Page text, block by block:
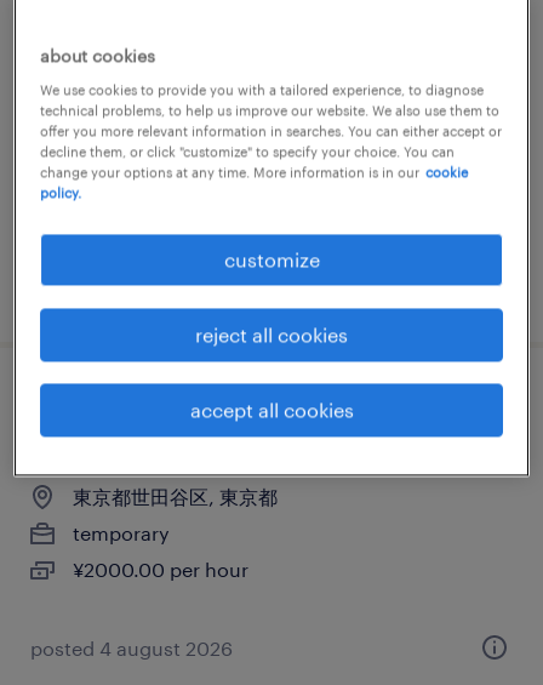
it・web系／メーカー系／流通・サービス系
の運用管理・保守
東京都世田谷区, 東京都
temporary
posted 29 june 2026
it・web系／メーカー系／流通・サービス系
のヘルプデスク・ユーザーサポート
東京都世田谷区, 東京都
temporary
¥2000.00 per hour
posted 4 august 2026
about cookies
We use cookies to provide you with a tailored experience, to diagnose
technical problems, to help us improve our website. We also use them to
offer you more relevant information in searches. You can either accept or
decline them, or click "customize" to specify your choice. You can
change your options at any time. More information is in our cookie
policy.
customize
reject all cookies
accept all cookies